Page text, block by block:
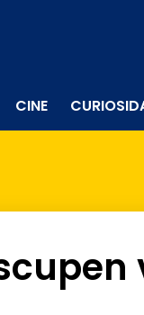
CINE